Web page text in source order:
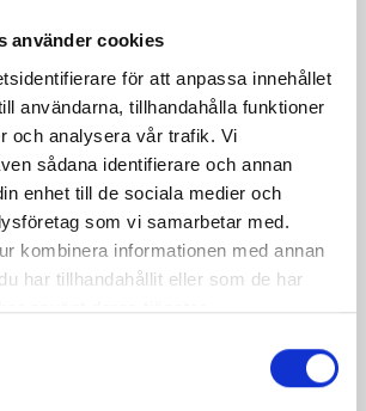
använder cookies
för att anpassa innehållet
användarna, tillhandahålla funktioner
och analysera vår trafik. Vi
sådana identifierare och annan
enhet till de sociala medier och
som vi samarbetar med.
kombinera informationen med annan
har tillhandahållit eller som de har
använt deras tjänster.
Skogsbärsfil 2,7%
1000g